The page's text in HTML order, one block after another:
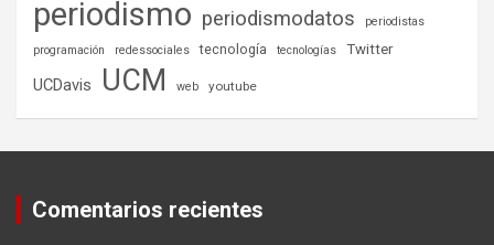
periodismo periodismodatos
periodistas
programación
redessociales tecnología tecnologías Twitter
UCDavis UCM web youtube
Comentarios recientes